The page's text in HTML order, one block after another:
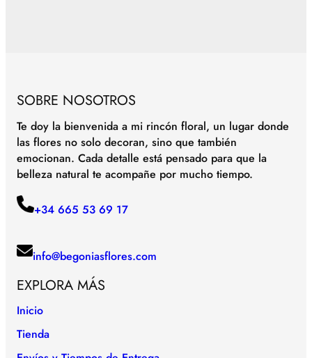
SOBRE NOSOTROS
Te doy la bienvenida a mi rincón floral, un lugar donde
las flores no solo decoran, sino que también
emocionan. Cada detalle está pensado para que la
belleza natural te acompañe por mucho tiempo.
+34 665 53 69 17
info@begoniasflores.com
EXPLORA MÁS
Inicio
Tienda